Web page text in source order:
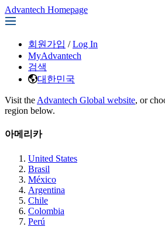
Advantech Homepage
회원가입 / Log In
MyAdvantech
검색
대한민국
Visit the Advantech Global website, or
region below.
아메리카
United States
Brasil
México
Argentina
Chile
Colombia
Perú